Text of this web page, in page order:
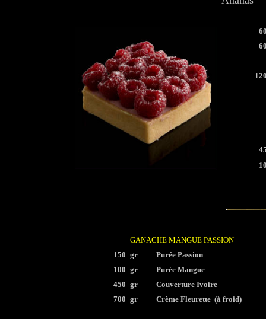
GANACHE MANGUE PASSION
150 gr
Purée Passion
100 gr
Purée Mangue
450 gr
Couverture Ivoire
700 gr Crème Fleurette (à froid)